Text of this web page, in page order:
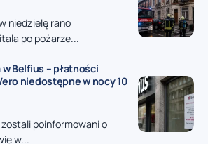
niedzielę rano
po pożarze...
Belfius – płatności
niedostępne w nocy 10
poinformowani o
w...